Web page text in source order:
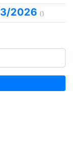
2026 ()